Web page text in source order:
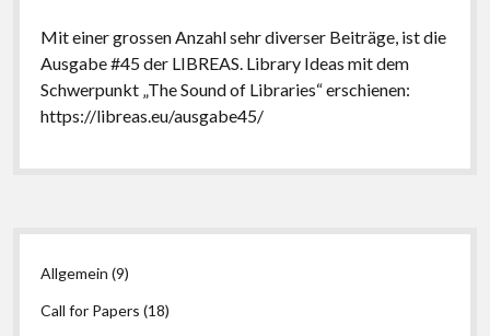
Mit einer grossen Anzahl sehr diverser Beiträge, ist die
Ausgabe #45 der LIBREAS. Library Ideas mit dem
Schwerpunkt „The Sound of Libraries“ erschienen:
https://libreas.eu/ausgabe45/
Seitenleiste
Allgemein (9)
Call for Papers (18)